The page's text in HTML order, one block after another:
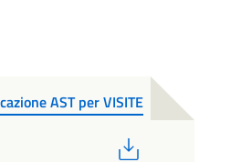
AST per VISITE